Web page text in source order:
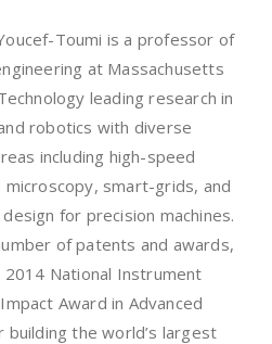
Toumi is a professor of
at Massachusetts
leading research in
robotics with diverse
including high-speed
smart-grids, and
for precision machines.
of patents and awards,
2014 National Instrument
Award in Advanced
building the world’s largest